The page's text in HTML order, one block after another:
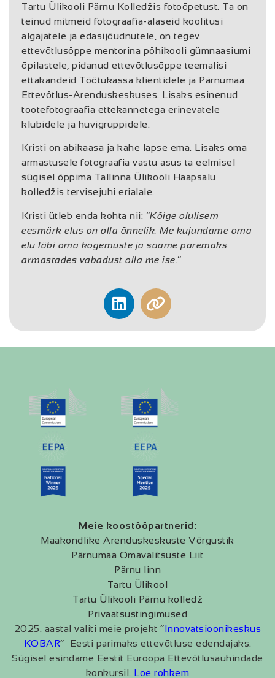
Tartu Ülikooli Pärnu Kolledžis fotoõpetust. Ta on
teinud mitmeid fotograafia-alaseid koolitusi
algajatele ja edasijõudnutele, on tegev
ettevõtlusõppe mentorina põhikooli gümnaasiumi
õpilastele, pidanud ettevõtlusõppe teemalisi
ettakandeid Töötukassa klientidele ja Pärnumaa
Ettevõtlus-Arenduskeskuses. Lisaks esinenud
tootefotograafia ettekannetega erinevatele
klubidele ja huvigruppidele.
Kristi on abikaasa ja kahe lapse ema. Lisaks oma
armastusele fotograafia vastu asus ta eelmisel
sügisel õppima Tallinna Ülikooli Haapsalu
kolledžis tervisejuhi erialale.
Kristi ütleb enda kohta nii: “Kõige olulisem
eesmärk elus on olla õnnelik. Me kujundame oma
elu läbi oma kogemuste ja saame paremaks
armastades vabadust olla me ise.“
Meie koostööpartnerid:
Maakondlike Arenduskeskuste Võrgustik
Pärnumaa Omavalitsuste Liit
Pärnu linn
Tartu Ülikool
Tartu Ülikooli Pärnu kolledž
Privaatsustingimused
2025. aastal valiti meie projekt “Innovatsioonikeskus
KOBAR” Eesti parimaks ettevõtluse edendajaks.
Sügisel esindame Eestit Euroopa Ettevõtlusauhindade
konkursil. Loe rohkem